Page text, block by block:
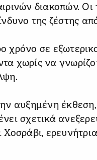
διακοπών. Οι
της ζέστης
χρόνο σε
χωρίς να
αυξημένη
σχετικά